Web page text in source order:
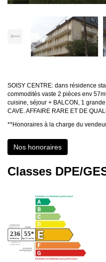
SOISY CENTRE: dans résidence
commodités vaste 2 pièces env
cuisine, séjour + BALCON, 1
CAVE. AFFAIRE RARE ET DE
**Honoraires à la charge du
Nos honoraires
Classes DPE/